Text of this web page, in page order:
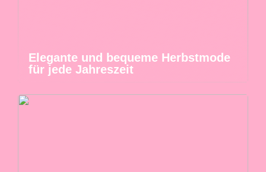
Elegante und bequeme Herbstmode
für jede Jahreszeit